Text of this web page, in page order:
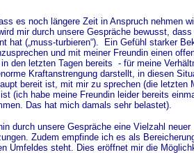
es noch längere Zeit in Anspruch nehmen
mir durch unsere Gespräche bewusst,
hat („muss-turbieren“). Ein Gefühl starker
und mit meiner Freundin einen
den letzten Tagen bereits - für meine
Kraftanstrengung darstellt, in diesen
bereit ist, mit mir zu sprechen (die letzten
(ich habe meine Freundin leider bereits
Das hat mich damals sehr belastet).
durch unsere Gespräche eine Vielzahl neuer
Zudem empfinde ich es als
Umfeldes steht. Dies eröffnet mir die